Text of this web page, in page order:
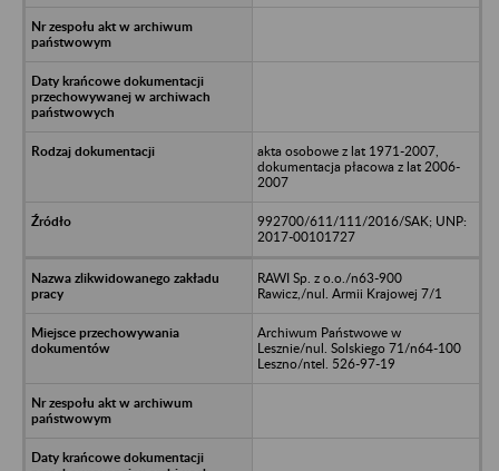
akta osobowe z lat 1971-2007,
dokumentacja płacowa z lat 2006-
2007
992700/611/111/2016/SAK; UNP:
2017-00101727
RAWI Sp. z o.o./n63-900
Rawicz,/nul. Armii Krajowej 7/1
Archiwum Państwowe w
Lesznie/nul. Solskiego 71/n64-100
Leszno/ntel. 526-97-19